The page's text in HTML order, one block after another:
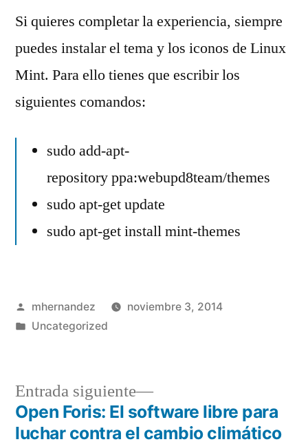
Si quieres completar la experiencia, siempre
puedes instalar el tema y los iconos de Linux
Mint. Para ello tienes que escribir los
siguientes comandos:
sudo add-apt-
repository ppa:webupd8team/themes
sudo apt-get update
sudo apt-get install mint-themes
Publicado
por
mhernandez
noviembre 3, 2014
Publicado
Uncategorized
Navegación
Entrada siguiente
Entrada
siguiente:
Open Foris: El software libre para
luchar contra el cambio climático